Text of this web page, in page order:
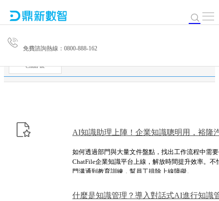
免費諮詢熱線：0800-888-162
ChatFile
AI知識助理上陣！企業知識聰明用，裕隆
如何透過部門與大量文件盤點，找出工作流程中需
ChatFile企業知識平台上線，解放時間提升效率。不
門溝通到教育訓練，幫員工排除上線障礙。
什麼是知識管理？導入對話式AI進行知識